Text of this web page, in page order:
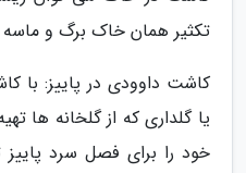
تکثیر همان خاک برگ و
کاشت داوودی در پاییز: با
یا گلداری که از گلخانه ها
خود را برای فصل سرد پاییز